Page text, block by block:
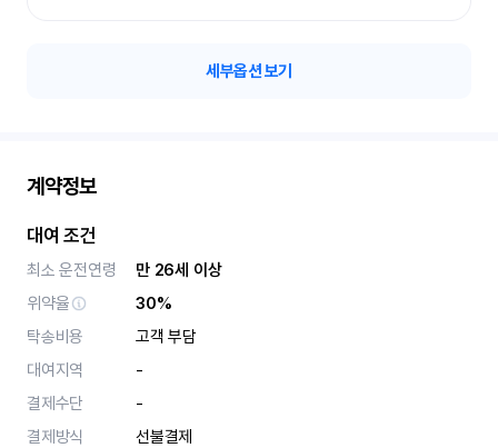
세부옵션 보기
계약정보
대여 조건
최소 운전연령
만 26세 이상
위약율
30%
탁송비용
고객 부담
대여지역
-
결제수단
-
결제방식
선불결제